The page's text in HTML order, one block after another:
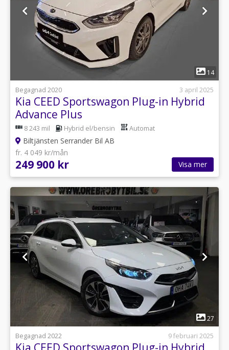
1
14
Begagnad 2020
3 april 2025
Kia CEED Sportswagon Plug-in Hybrid
Advance Plus
8 243 mil Hybrid el/bensin Automat
Biltjänsten Serrander Bil AB
fr. 4 049 kr/mån
249 900 kr Visa mer
1
27
Begagnad 2022
9 februari 2025